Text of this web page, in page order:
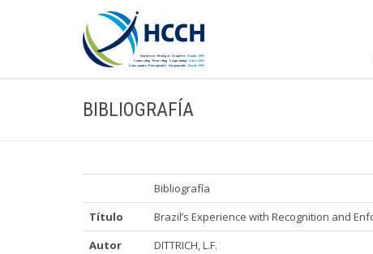
BIBLIOGRAFÍA
Bibliografía
Título
Brazil’s Experience with Recognition and
Autor
DITTRICH, L.F.